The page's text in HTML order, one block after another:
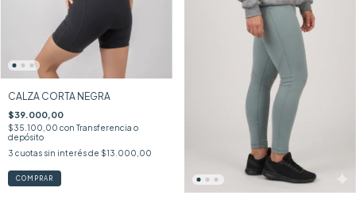
CALZA CORTA NEGRA
$39.000,00
$35.100,00 con Transferencia o
depósito
3 cuotas sin interés de $13.000,00
COMPRAR